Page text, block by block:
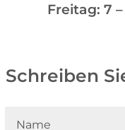
Freitag: 7 –
Schreiben